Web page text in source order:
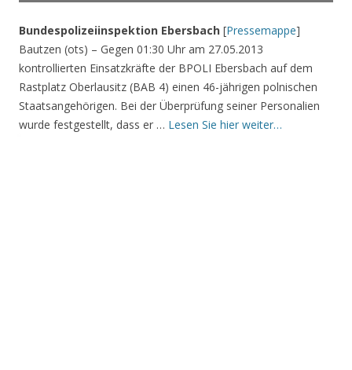
Bundespolizeiinspektion Ebersbach [Pressemappe]
Bautzen (ots) – Gegen 01:30 Uhr am 27.05.2013
kontrollierten Einsatzkräfte der BPOLI Ebersbach auf dem
Rastplatz Oberlausitz (BAB 4) einen 46-jährigen polnischen
Staatsangehörigen. Bei der Überprüfung seiner Personalien
wurde festgestellt, dass er … Lesen Sie hier weiter…